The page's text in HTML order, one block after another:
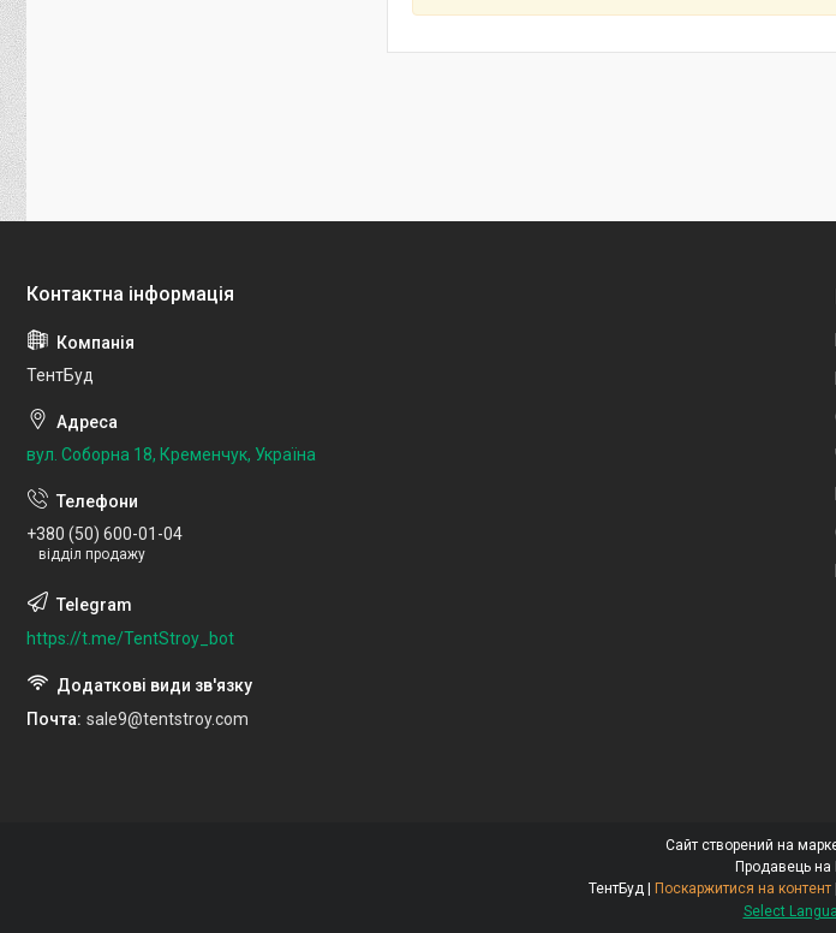
ТентБуд
вул. Соборна 18, Кременчук, Україна
+380 (50) 600-01-04
відділ продажу
https://t.me/TentStroy_bot
Почта sale9@tentstroy.com
Сайт створений на
Продавець на
Поскаржитися на контент
Select